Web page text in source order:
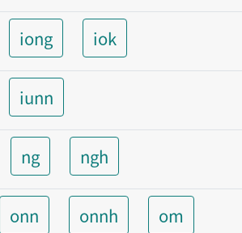
iong iok
iunn
ng ngh
onn onnh
om